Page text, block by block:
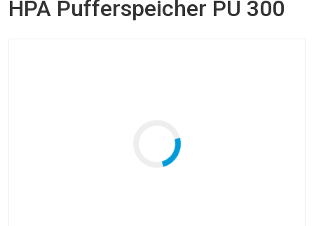
HPA Pufferspeicher PU 300